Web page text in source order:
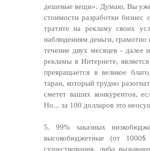
дешевые вещи». Думаю, Вы уже
стоимости разработки
тратите на рекламу своих
наблюдениям деньги,
течение двух месяцев -
рекламы в Интернете,
превращается в великое
таран, который трудно
сметет ваших конкурентов,
Но... за 100 долларов это
5. 99% заказных
высокобюджетные (от
существования, либо